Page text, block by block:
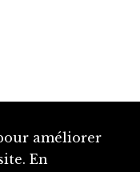
améliorer
En